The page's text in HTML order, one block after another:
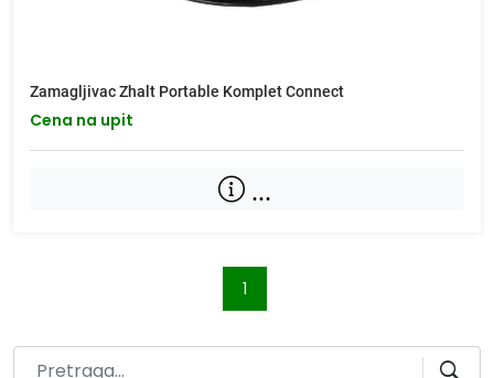
Zamagljivac Zhalt Portable Komplet Connect
Cena na upit
...
1